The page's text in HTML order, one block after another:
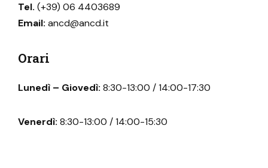
Tel. (+39) 06 4403689
Email: ancd@ancd.it
Orari
Lunedì – Giovedì: 8:30-13:00 / 14:00-17:30
Venerdì: 8:30-13:00 / 14:00-15:30